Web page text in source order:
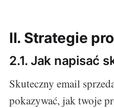
II. Strategie
2.1. Jak napisać
Skuteczny email
pokazywać, jak twoje